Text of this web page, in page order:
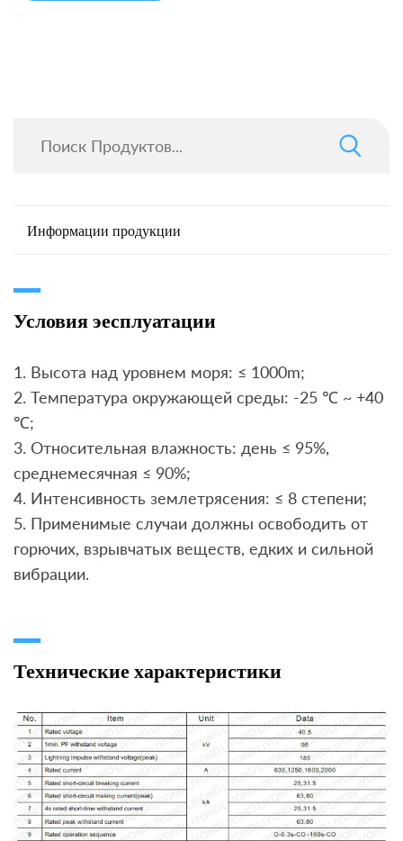
Информации продукции
Условия эесплуатации
1. Высота над уровнем моря: ≤ 1000m;
2. Температура окружающей среды: -25 ℃ ~ +40
℃;
3. Относительная влажность: день ≤ 95%,
среднемесячная ≤ 90%;
4. Интенсивность землетрясения: ≤ 8 степени;
5. Применимые случаи должны освободить от
горючих, взрывчатых веществ, едких и сильной
вибрации.
Технические характеристики